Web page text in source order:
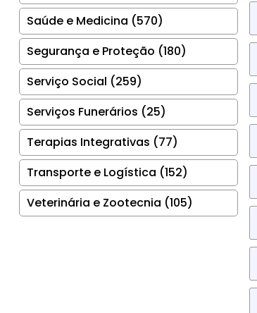
Saúde e Medicina (570)
Segurança e Proteção (180)
Serviço Social (259)
Serviços Funerários (25)
Terapias Integrativas (77)
Transporte e Logística (152)
Veterinária e Zootecnia (105)